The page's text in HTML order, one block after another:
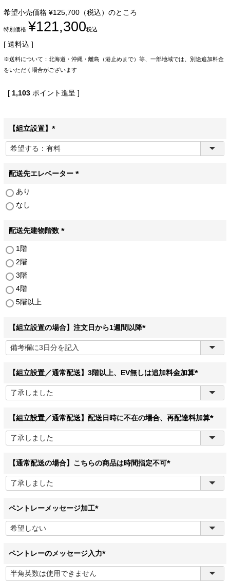
希望小売価格 ¥125,700 （税込）のところ
特別価格 ¥121,300税込
送料込
※送料について：北海道・沖縄・離島（港止めまで）等、一部地域では、別途追加料金
をいただく場合がございます
[ 1,103 ポイント進呈 ]
【組立設置】
(
必
)
配送先エレベーター
あり
なし
配送先建物階数
1階
2階
3階
4階
5階以上
【組立設置の場合】注文日から1週間以降
(
【組立設置／通常配送】3階以上、EV無しは追加料金加算
(
)
【組立設置／通常配送】配送日時に不在の場合、再配達料加算
(
必
【通常配送の場合】こちらの商品は時間指定不可
(
ペントレーメッセージ加工
(
)
ペントレーのメッセージ入力
(